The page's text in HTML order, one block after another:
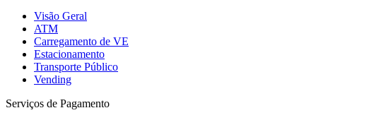
Visão Geral
ATM
Carregamento de VE
Estacionamento
Transporte Público
Vending
Serviços de Pagamento